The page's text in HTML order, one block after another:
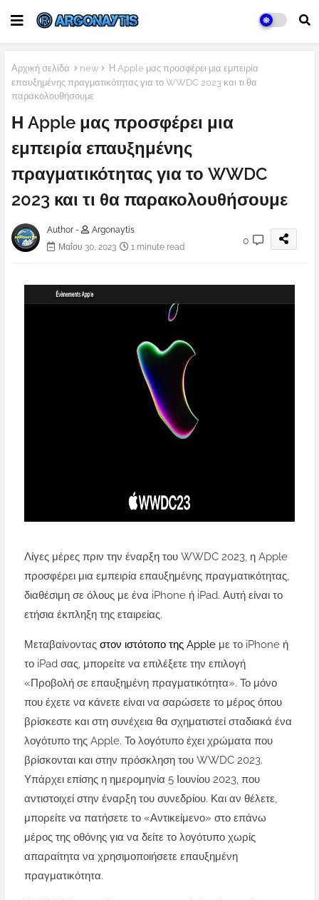
Αρχική σελίδα new
Η Apple μας προσφέρει μια εμπειρία
επαυξημένης πραγματικότητας για το WWDC 2023 και τι θα
παρακολουθήσουμε
Η Apple μας προσφέρει μια
εμπειρία επαυξημένης
πραγματικότητας για το WWDC
2023 και τι θα παρακολουθήσουμε
Author -
Argonaytis
Μαΐου 30, 2023
1 minute read
0
Λίγες μέρες πριν την έναρξη του WWDC 2023, η Apple
προσφέρει μια εμπειρία επαυξημένης πραγματικότητας,
διαθέσιμη σε όλους με ένα iPhone ή iPad. Αυτή είναι το
ετήσια έκπληξη της εταιρείας.
Μεταβαίνοντας στον ιστότοπο της Apple με το iPhone ή
το iPad σας, μπορείτε να επιλέξετε την επιλογή
«Προβολή σε επαυξημένη πραγματικότητα». Το μόνο
που έχετε να κάνετε είναι να σαρώσετε το μέρος όπου
βρίσκεστε και στη συνέχεια θα σχηματιστεί σταδιακά ένα
λογότυπο της Apple. Το λογότυπο έχει χρώματα που
βρίσκονται και στην πρόσκληση του WWDC 2023.
Υπάρχει επίσης η ημερομηνία 5 Ιουνίου 2023, που
αντιστοιχεί στην έναρξη του συνεδρίου. Και αν θέλετε,
μπορείτε να πατήσετε το «Αντικείμενο» στο επάνω
μέρος της οθόνης για να δείτε το λογότυπο χωρίς
απαραίτητα να χρησιμοποιήσετε επαυξημένη
πραγματικότητα.